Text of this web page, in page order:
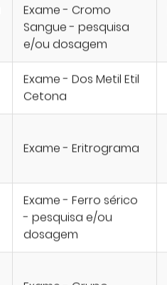
Exame - Cromo
Sangue - pesquisa
e/ou dosagem
Exame - Dos Metil Etil
Cetona
Exame - Eritrograma
Exame - Ferro sérico
- pesquisa e/ou
dosagem